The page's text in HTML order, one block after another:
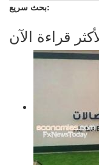
بحث سريع:
قراءة الآن